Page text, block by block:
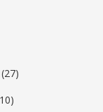
(27)